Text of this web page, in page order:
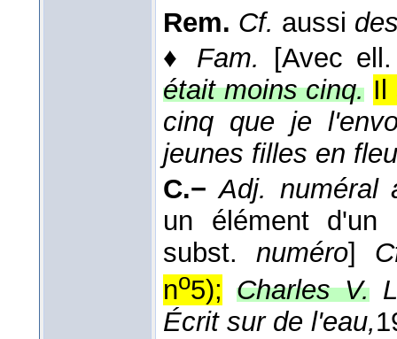
Rem. Cf. aussi
♦ Fam.
[Avec
était moins cinq. Il
cinq que je
jeunes filles en
C.− Adj. numéral
un élément d'un
subst. numéro]
no5); Charles V.
Écrit sur de l'eau,